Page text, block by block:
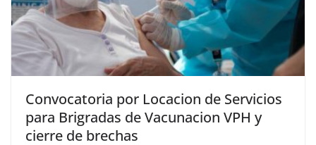
Convocatoria por Locacion de Servicios
para Brigradas de Vacunacion VPH y
cierre de brechas